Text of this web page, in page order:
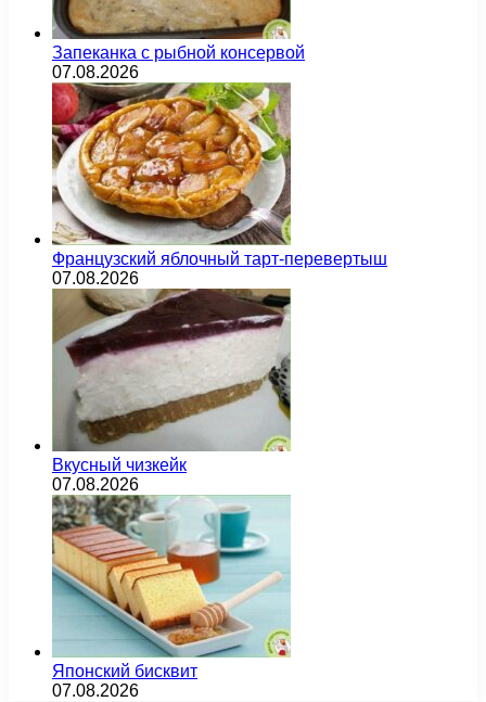
Запеканка с рыбной консервой
07.08.2026
Французский яблочный тарт-перевертыш
07.08.2026
Вкусный чизкейк
07.08.2026
Японский бисквит
07.08.2026